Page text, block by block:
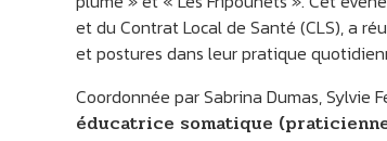
et du Contrat Local de Santé (CLS), a
et postures dans leur pratique
Coordonnée par Sabrina Dumas, Sylvie
éducatrice somatique